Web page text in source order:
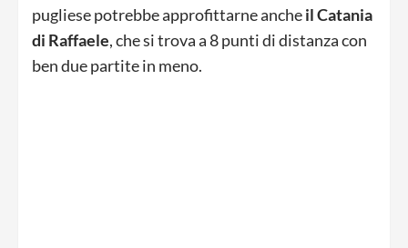
pugliese potrebbe approfittarne ancheil Catania
di Raffaele, che si trova a 8 punti di distanza con
ben due partite in meno.